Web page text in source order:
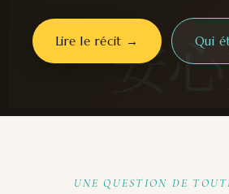
安心
Lire le récit → Qui
UNE QUESTION DE